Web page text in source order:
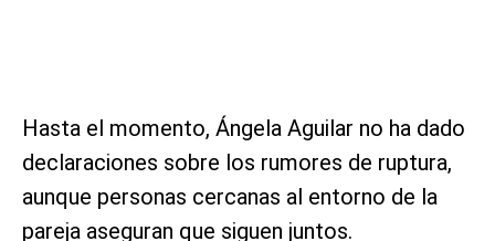
Hasta el momento, Ángela Aguilar no ha dado
declaraciones sobre los rumores de ruptura,
aunque personas cercanas al entorno de la
pareja aseguran que siguen juntos.